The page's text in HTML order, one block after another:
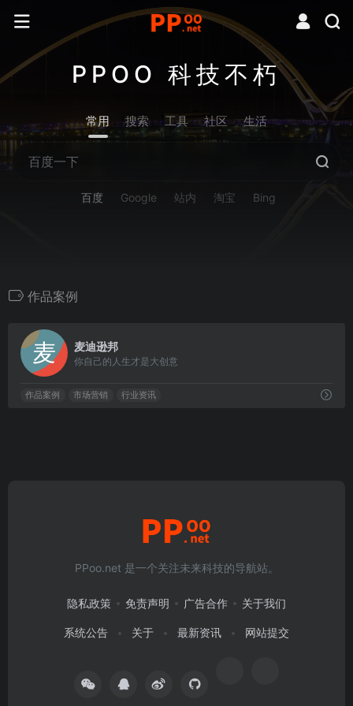
PPOO 科技不朽
常用 搜索 工具 社区 生活
百度 Google 站内 淘宝 Bing
作品案例
麦迪逊邦
你自己的人生才是大创意
作品案例 市场营销 行业资讯
PPoo.net 是一个关注未来科技的导航站。
隐私政策 免责声明 广告合作 关于我们
系统公告 关于 最新资讯 网站提交